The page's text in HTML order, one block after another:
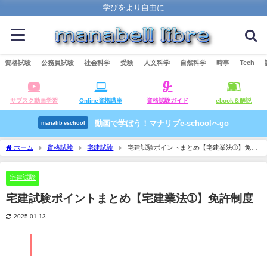
学びをより自由に
資格試験 公務員試験 社会科学 受験 人文科学 自然科学 時事 Tech
サブスク動画学習 Online資格講座 資格試験ガイド ebook＆解説
manalib eschool 動画で学ぼう！マナリブe-schoolへgo
ホーム 資格試験 宅建試験
宅建試験ポイントまとめ【宅建業法➀】免許
制度
宅建試験
宅建試験ポイントまとめ【宅建業法➀】免許制度
2025-01-13